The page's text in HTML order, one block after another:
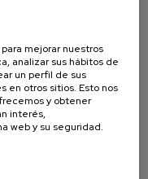
mejorar nuestros
analizar sus hábitos de
un perfil de sus
en otros sitios. Esto nos
y obtener
interés,
web y su seguridad.